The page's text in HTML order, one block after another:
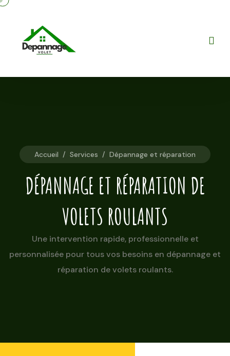
Accueil / Services / Dépannage et réparation
DÉPANNAGE ET RÉPARATION DE
VOLETS ROULANTS
Une intervention rapide, professionnelle et
personnalisée pour tous vos besoins en dépannage et
réparation de volets roulants.